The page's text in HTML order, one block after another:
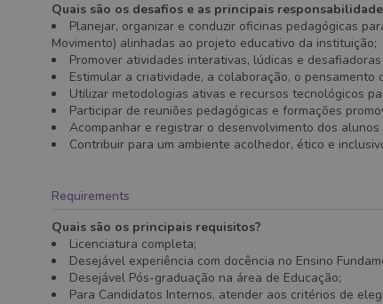
Quais são os desafios e as principais
Planejar, organizar e conduzir oficinas pedagógicas
Movimento) alinhadas ao projeto educativo da instituição;
Promover atividades interativas, lúdicas e
Estimular a criatividade, a colaboração, o
Utilizar metodologias ativas e recursos tecnológicos
Participar de reuniões pedagógicas e formações
Acompanhar e registrar o desenvolvimento dos alunos
Contribuir para um ambiente acolhedor, ético e
Requirements
Quais são os principais requisitos?
Licenciatura completa;
Desejável experiência com docência no Ensino
Desejável Pós-graduação na área de Educação;
Para Candidatos Internos, atender aos critérios de